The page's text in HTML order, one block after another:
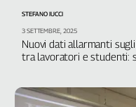
sangue
120
Nuovi dati allarmanti
tra lavoratori e studenti:
STEFANO IUCCI
3 SETTEMBRE, 2025